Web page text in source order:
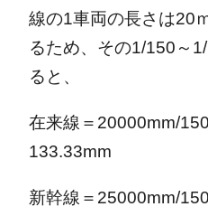
線の1車両の長さは20
るため、その1/150～
ると、
在来線＝20000mm/
133.33mm
新幹線＝25000mm/